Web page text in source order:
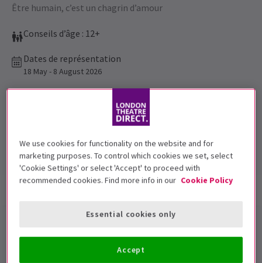
Être humain, c’est un chagrin d’amour
Conseils d’âge : 12+
Dates de représentation
18 May - 8 August 2026
Durée: Approximately 2 hours and 20
Inclut un entracte
Accessibilité
We use cookies for functionality on the website and for
marketing purposes. To control which cookies we set, select
'Cookie Settings' or select 'Accept' to proceed with
recommended cookies. Find more info in our Cookie Policy
Essential cookies only
Accept